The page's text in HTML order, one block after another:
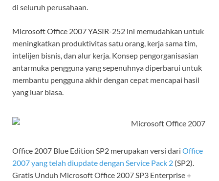
di seluruh perusahaan.
Microsoft Office 2007 YASIR-252 ini memudahkan untuk
meningkatkan produktivitas satu orang, kerja sama tim,
intelijen bisnis, dan alur kerja. Konsep pengorganisasian
antarmuka pengguna yang sepenuhnya diperbarui untuk
membantu pengguna akhir dengan cepat mencapai hasil
yang luar biasa.
Office 2007 Blue Edition SP2 merupakan versi dari Office
2007 yang telah diupdate dengan Service Pack 2 (SP2).
Gratis Unduh Microsoft Office 2007 SP3 Enterprise +